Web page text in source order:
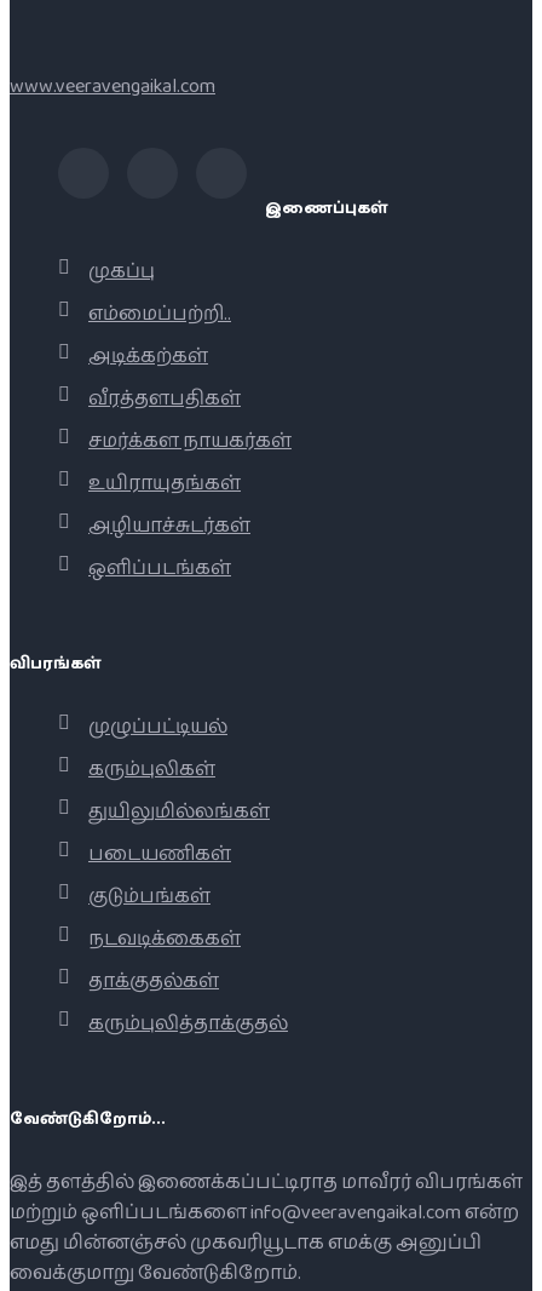
www.veeravengaikal.com
இணைப்புகள்
முகப்பு
எம்மைப்பற்றி..
அடிக்கற்கள்
வீரத்தளபதிகள்
சமர்க்கள நாயகர்கள்
உயிராயுதங்கள்
அழியாச்சுடர்கள்
ஒளிப்படங்கள்
விபரங்கள்
முழுப்பட்டியல்
கரும்புலிகள்
துயிலுமில்லங்கள்
படையணிகள்
குடும்பங்கள்
நடவடிக்கைகள்
தாக்குதல்கள்
கரும்புலித்தாக்குதல்
வேண்டுகிறோம்...
இத் தளத்தில் இணைக்கப்பட்டிராத மாவீரர் விபரங்கள்
மற்றும் ஒளிப்படங்களை info@veeravengaikal.com என்ற
எமது மின்னஞ்சல் முகவரியூடாக எமக்கு அனுப்பி
வைக்குமாறு வேண்டுகிறோம்.